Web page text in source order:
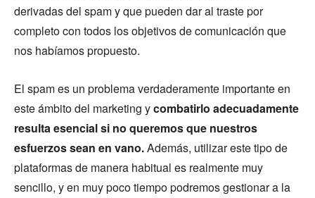
derivadas del spam y que pueden dar al traste por
completo con todos los objetivos de comunicación que
nos habíamos propuesto.
El spam es un problema verdaderamente importante en
este ámbito del marketing ycombatirlo adecuadamente
resulta esencial si no queremos que nuestros
esfuerzos sean en vano.Además, utilizar este tipo de
plataformas de manera habitual es realmente muy
sencillo, y en muy poco tiempo podremos gestionar a la